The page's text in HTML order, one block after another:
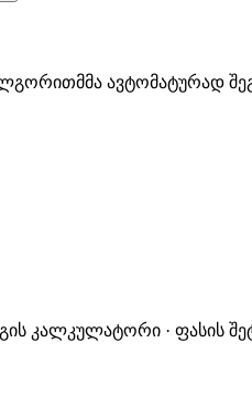
ავტომატურად
კალკულატორი · ფასის